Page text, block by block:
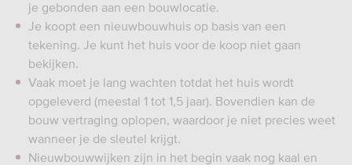
je gebonden aan een bouwlocatie.
Je koopt een nieuwbouwhuis op basis van een
tekening. Je kunt het huis voor de koop niet gaan
bekijken.
Vaak moet je lang wachten totdat het huis wordt
opgeleverd (meestal 1 tot 1,5 jaar). Bovendien kan de
bouw vertraging oplopen, waardoor je niet precies weet
wanneer je de sleutel krijgt.
Nieuwbouwwijken zijn in het begin vaak nog kaal en